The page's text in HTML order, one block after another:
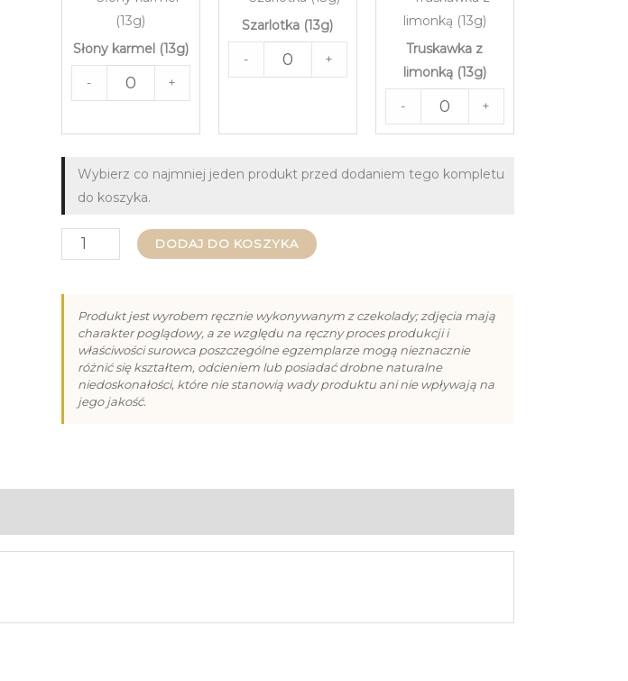
Słony karmel (13g)
- +
Szarlotka (13g)
- +
Truskawka z
limonką (13g)
- +
Wybierz co najmniej jeden produkt przed dodaniem tego kompletu
do koszyka.
ilość
na
Dzień
Babci
Dziadka
DODAJ DO KOSZYKA
Produkt jest wyrobem ręcznie wykonywanym z czekolady; zdjęcia mają
charakter poglądowy, a ze względu na ręczny proces produkcji i
właściwości surowca poszczególne egzemplarze mogą nieznacznie
różnić się kształtem, odcieniem lub posiadać drobne naturalne
niedoskonałości, które nie stanowią wady produktu ani nie wpływają na
jego jakość.